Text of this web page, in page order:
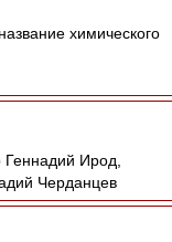
химического
Ирод,
Черданцев